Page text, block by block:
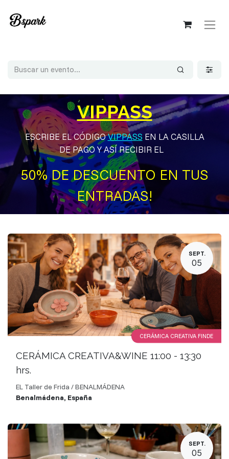
VIPPASS
ESCRIBE EL CÓDIGOVIPPASS EN LA CASILLA
DE PAGO Y ASÍ RECIBIR EL ​​
50% DE DESCUENTO EN TUS
ENTRADAS!
SEPT.
05
CERÁMICA CREATIVA&WINE 11:00 - 13:30
hrs.
EL Taller de Frida / BENALMÁDENA
CERÁMICA CREATIVA FINDE
Benalmádena, España
SEPT.
05